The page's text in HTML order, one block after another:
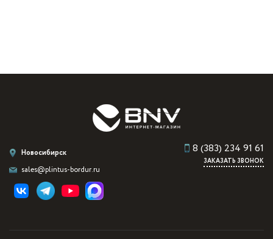
Новосибирск
sales@plintus-bordur.ru
8 (383) 234 91 61
ЗАКАЗАТЬ ЗВОНОК